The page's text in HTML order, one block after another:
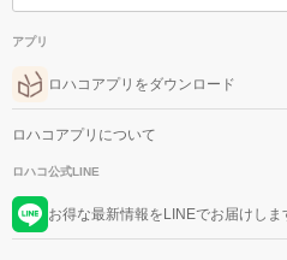
アプリ
ロハコアプリをダウンロード
ロハコアプリについて
ロハコ公式LINE
お得な最新情報をLINEでお届けしま